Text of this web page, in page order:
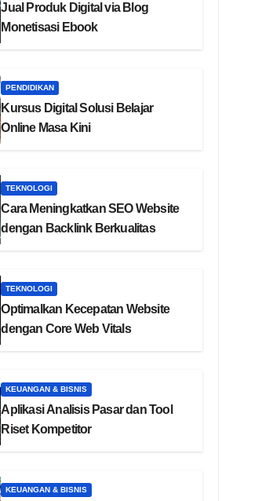
Jual Produk Digital via Blog
Monetisasi Ebook
PENDIDIKAN
Kursus Digital Solusi Belajar
Online Masa Kini
TEKNOLOGI
Cara Meningkatkan SEO Website
dengan Backlink Berkualitas
TEKNOLOGI
Optimalkan Kecepatan Website
dengan Core Web Vitals
KEUANGAN & BISNIS
Aplikasi Analisis Pasar dan Tool
Riset Kompetitor
KEUANGAN & BISNIS